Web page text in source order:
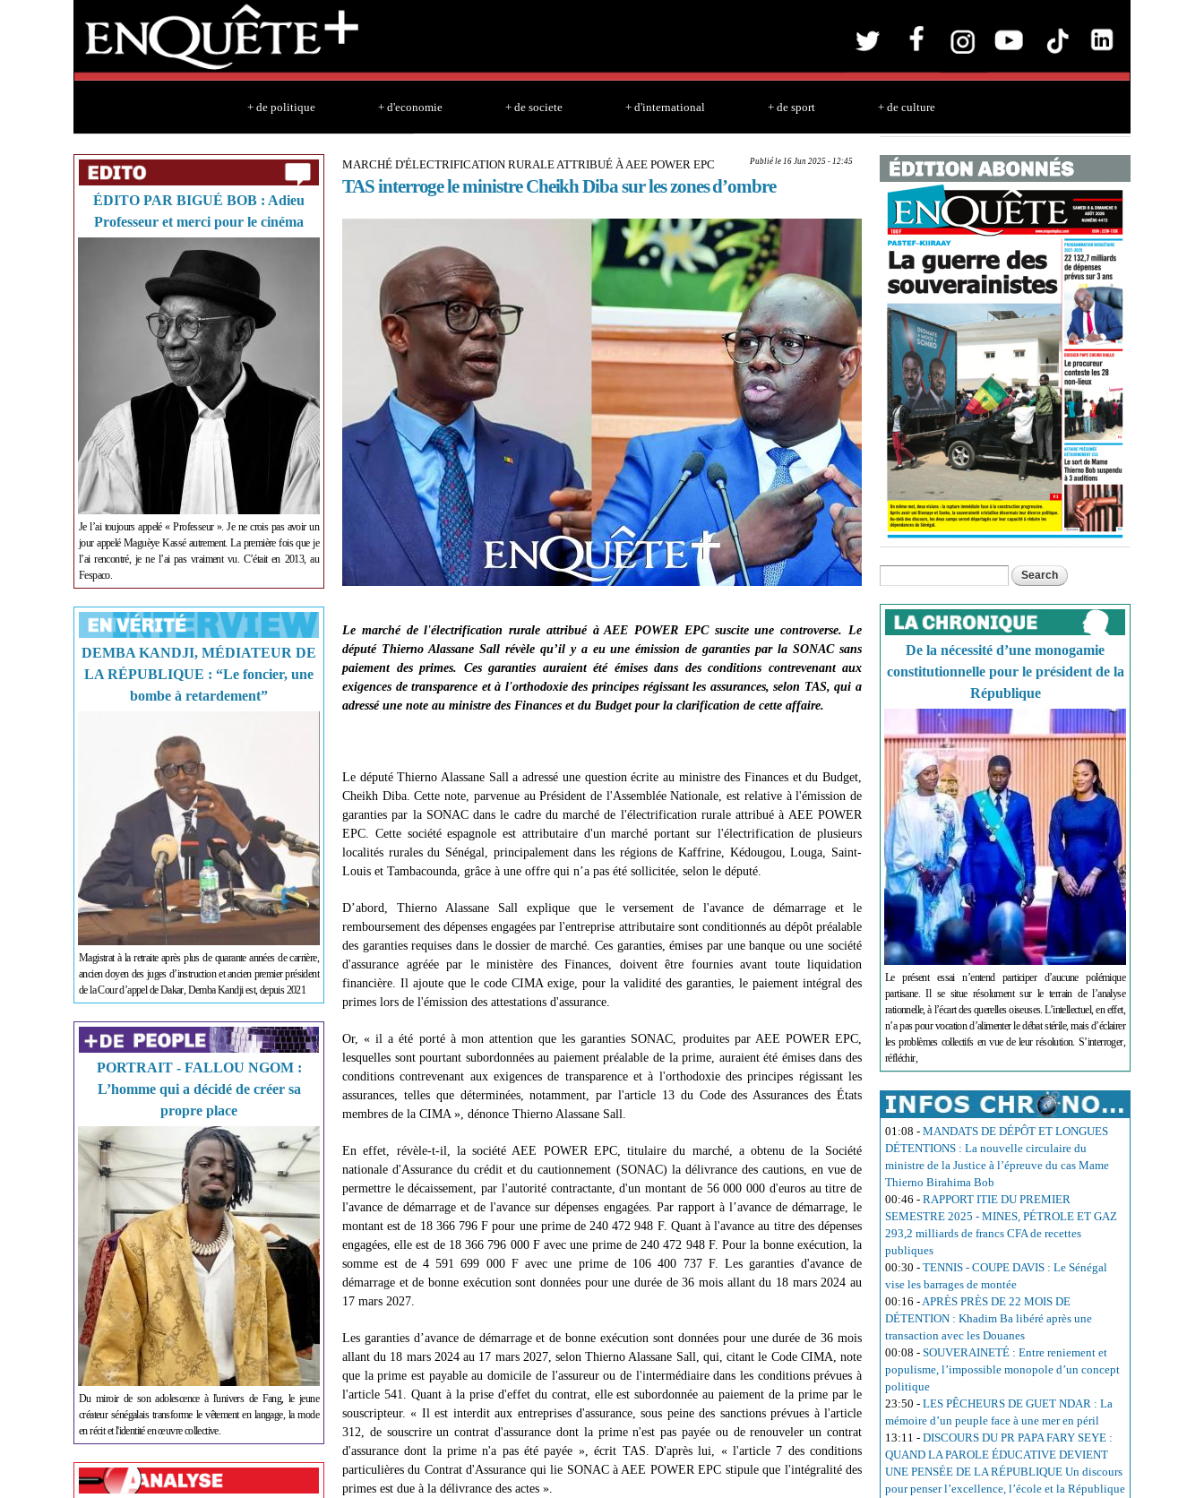
+ de politique + d'economie + de societe + d'international + de sport + de culture
ÉDITO PAR BIGUÉ BOB : Adieu
Professeur et merci pour le cinéma
Je l’ai toujours appelé « Professeur ». Je ne crois pas avoir un
jour appelé Maguèye Kassé autrement. La première fois que je
l’ai rencontré, je ne l’ai pas vraiment vu. C’était en 2013, au
Fespaco.
DEMBA KANDJI, MÉDIATEUR DE
LA RÉPUBLIQUE : “Le foncier, une
bombe à retardement”
Magistrat à la retraite après plus de quarante années de carrière,
ancien doyen des juges d’instruction et ancien premier président
de la Cour d’appel de Dakar, Demba Kandji est, depuis 2021
PORTRAIT - FALLOU NGOM :
L’homme qui a décidé de créer sa
propre place
Du miroir de son adolescence à l'univers de Fang, le jeune
créateur sénégalais transforme le vêtement en langage, la mode
en récit et l'identité en œuvre collective.
Publié le 16 Jun 2025 - 12:45
MARCHÉ D'ÉLECTRIFICATION RURALE ATTRIBUÉ À AEE POWER EPC
TAS interroge le ministre Cheikh Diba sur les zones d’ombre
Le marché de l'électrification rurale attribué à AEE POWER EPC suscite une controverse. Le
député Thierno Alassane Sall révèle qu’il y a eu une émission de garanties par la SONAC sans
paiement des primes. Ces garanties auraient été émises dans des conditions contrevenant aux
exigences de transparence et à l'orthodoxie des principes régissant les assurances, selon TAS, qui a
adressé une note au ministre des Finances et du Budget pour la clarification de cette affaire.
Le député Thierno Alassane Sall a adressé une question écrite au ministre des Finances et du Budget,
Cheikh Diba. Cette note, parvenue au Président de l'Assemblée Nationale, est relative à l'émission de
garanties par la SONAC dans le cadre du marché de l'électrification rurale attribué à AEE POWER
EPC. Cette société espagnole est attributaire d'un marché portant sur l'électrification de plusieurs
localités rurales du Sénégal, principalement dans les régions de Kaffrine, Kédougou, Louga, Saint-
Louis et Tambacounda, grâce à une offre qui n’a pas été sollicitée, selon le député.
D’abord, Thierno Alassane Sall explique que le versement de l'avance de démarrage et le
remboursement des dépenses engagées par l'entreprise attributaire sont conditionnés au dépôt préalable
des garanties requises dans le dossier de marché. Ces garanties, émises par une banque ou une société
d'assurance agréée par le ministère des Finances, doivent être fournies avant toute liquidation
financière. Il ajoute que le code CIMA exige, pour la validité des garanties, le paiement intégral des
primes lors de l'émission des attestations d'assurance.
Or, « il a été porté à mon attention que les garanties SONAC, produites par AEE POWER EPC,
lesquelles sont pourtant subordonnées au paiement préalable de la prime, auraient été émises dans des
conditions contrevenant aux exigences de transparence et à l'orthodoxie des principes régissant les
assurances, telles que déterminées, notamment, par l'article 13 du Code des Assurances des États
membres de la CIMA », dénonce Thierno Alassane Sall.
En effet, révèle-t-il, la société AEE POWER EPC, titulaire du marché, a obtenu de la Société
nationale d'Assurance du crédit et du cautionnement (SONAC) la délivrance des cautions, en vue de
permettre le décaissement, par l'autorité contractante, d'un montant de 56 000 000 d'euros au titre de
l'avance de démarrage et de l'avance sur dépenses engagées. Par rapport à l’avance de démarrage, le
montant est de 18 366 796 F pour une prime de 240 472 948 F. Quant à l'avance au titre des dépenses
engagées, elle est de 18 366 796 000 F avec une prime de 240 472 948 F. Pour la bonne exécution, la
somme est de 4 591 699 000 F avec une prime de 106 400 737 F. Les garanties d'avance de
démarrage et de bonne exécution sont données pour une durée de 36 mois allant du 18 mars 2024 au
17 mars 2027.
Les garanties d’avance de démarrage et de bonne exécution sont données pour une durée de 36 mois
allant du 18 mars 2024 au 17 mars 2027, selon Thierno Alassane Sall, qui, citant le Code CIMA, note
que la prime est payable au domicile de l'assureur ou de l'intermédiaire dans les conditions prévues à
l'article 541. Quant à la prise d'effet du contrat, elle est subordonnée au paiement de la prime par le
souscripteur. « Il est interdit aux entreprises d'assurance, sous peine des sanctions prévues à l'article
312, de souscrire un contrat d'assurance dont la prime n'est pas payée ou de renouveler un contrat
d'assurance dont la prime n'a pas été payée », écrit TAS. D'après lui, « l'article 7 des conditions
particulières du Contrat d'Assurance qui lie SONAC à AEE POWER EPC stipule que l'intégralité des
primes est due à la délivrance des actes ».
Search form
De la nécessité d’une monogamie
constitutionnelle pour le président de la
République
Le présent essai n’entend participer d’aucune polémique
partisane. Il se situe résolument sur le terrain de l’analyse
rationnelle, à l’écart des querelles oiseuses. L’intellectuel, en effet,
n’a pas pour vocation d’alimenter le débat stérile, mais d’éclairer
les problèmes collectifs en vue de leur résolution. S’interroger,
réfléchir,
01:08 - MANDATS DE DÉPÔT ET LONGUES
DÉTENTIONS : La nouvelle circulaire du
ministre de la Justice à l’épreuve du cas Mame
Thierno Birahima Bob
00:46 - RAPPORT ITIE DU PREMIER
SEMESTRE 2025 - MINES, PÉTROLE ET GAZ
293,2 milliards de francs CFA de recettes
publiques
00:30 - TENNIS - COUPE DAVIS : Le Sénégal
vise les barrages de montée
00:16 -APRÈS PRÈS DE 22 MOIS DE
DÉTENTION : Khadim Ba libéré après une
transaction avec les Douanes
00:08 - SOUVERAINETÉ : Entre reniement et
populisme, l’impossible monopole d’un concept
politique
23:50 - LES PÊCHEURS DE GUET NDAR : La
mémoire d’un peuple face à une mer en péril
13:11 - DISCOURS DU PR PAPA FARY SEYE :
QUAND LA PAROLE ÉDUCATIVE DEVIENT
UNE PENSÉE DE LA RÉPUBLIQUE Un discours
pour penser l’excellence, l’école et la République